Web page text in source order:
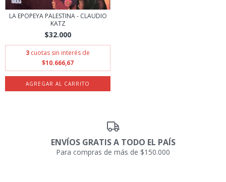
LA EPOPEYA PALESTINA - CLAUDIO
KATZ
$32.000
3 cuotas sin interés de
$10.666,67
ENVÍOS GRATIS A TODO EL PAÍS
Para compras de más de $150.000